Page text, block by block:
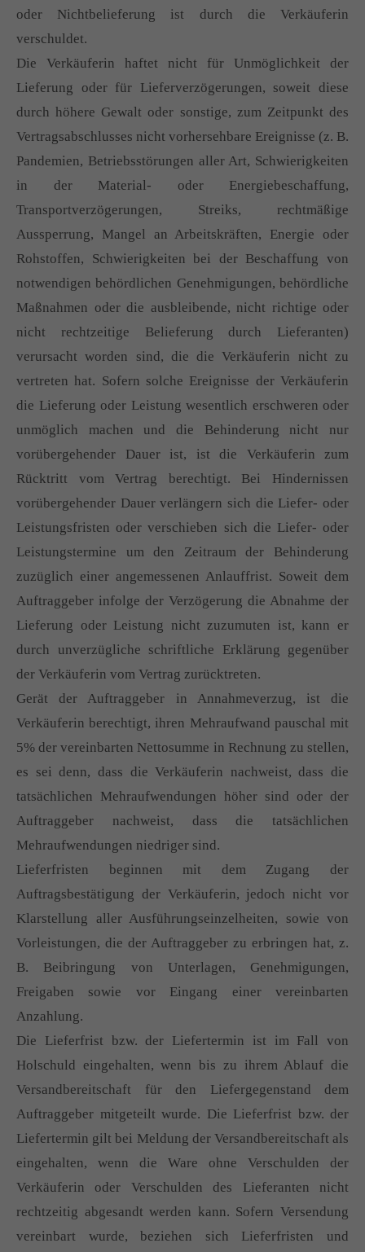
oder Nichtbelieferung ist durch die Verkäuferin
verschuldet.
Die Verkäuferin haftet nicht für Unmöglichkeit der
Lieferung oder für Lieferverzögerungen, soweit diese
durch höhere Gewalt oder sonstige, zum Zeitpunkt des
Vertragsabschlusses nicht vorhersehbare Ereignisse (z. B.
Pandemien, Betriebsstörungen aller Art, Schwierigkeiten
in der Material- oder Energiebeschaffung,
Transportverzögerungen, Streiks, rechtmäßige
Aussperrung, Mangel an Arbeitskräften, Energie oder
Rohstoffen, Schwierigkeiten bei der Beschaffung von
notwendigen behördlichen Genehmigungen, behördliche
Maßnahmen oder die ausbleibende, nicht richtige oder
nicht rechtzeitige Belieferung durch Lieferanten)
verursacht worden sind, die die Verkäuferin nicht zu
vertreten hat. Sofern solche Ereignisse der Verkäuferin
die Lieferung oder Leistung wesentlich erschweren oder
unmöglich machen und die Behinderung nicht nur
vorübergehender Dauer ist, ist die Verkäuferin zum
Rücktritt vom Vertrag berechtigt. Bei Hindernissen
vorübergehender Dauer verlängern sich die Liefer- oder
Leistungsfristen oder verschieben sich die Liefer- oder
Leistungstermine um den Zeitraum der Behinderung
zuzüglich einer angemessenen Anlauffrist. Soweit dem
Auftraggeber infolge der Verzögerung die Abnahme der
Lieferung oder Leistung nicht zuzumuten ist, kann er
durch unverzügliche schriftliche Erklärung gegenüber
der Verkäuferin vom Vertrag zurücktreten.
Gerät der Auftraggeber in Annahmeverzug, ist die
Verkäuferin berechtigt, ihren Mehraufwand pauschal mit
5% der vereinbarten Nettosumme in Rechnung zu stellen,
es sei denn, dass die Verkäuferin nachweist, dass die
tatsächlichen Mehraufwendungen höher sind oder der
Auftraggeber nachweist, dass die tatsächlichen
Mehraufwendungen niedriger sind.
Lieferfristen beginnen mit dem Zugang der
Auftragsbestätigung der Verkäuferin, jedoch nicht vor
Klarstellung aller Ausführungseinzelheiten, sowie von
Vorleistungen, die der Auftraggeber zu erbringen hat, z.
B. Beibringung von Unterlagen, Genehmigungen,
Freigaben sowie vor Eingang einer vereinbarten
Anzahlung.
Die Lieferfrist bzw. der Liefertermin ist im Fall von
Holschuld eingehalten, wenn bis zu ihrem Ablauf die
Versandbereitschaft für den Liefergegenstand dem
Auftraggeber mitgeteilt wurde. Die Lieferfrist bzw. der
Liefertermin gilt bei Meldung der Versandbereitschaft als
eingehalten, wenn die Ware ohne Verschulden der
Verkäuferin oder Verschulden des Lieferanten nicht
rechtzeitig abgesandt werden kann. Sofern Versendung
vereinbart wurde, beziehen sich Lieferfristen und